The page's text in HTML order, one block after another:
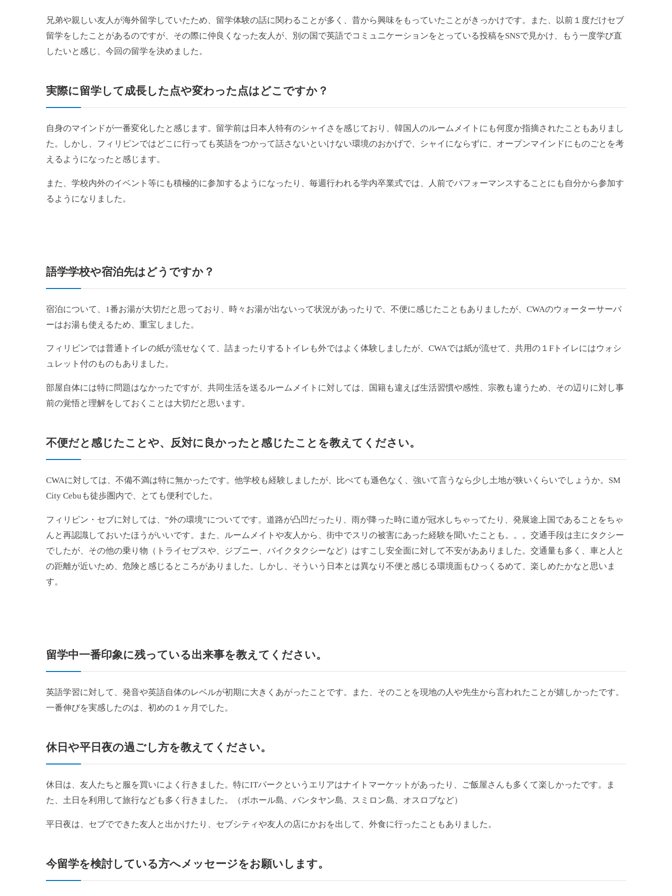
兄弟や親しい友人が海外留学していたため、留学体験の話に関わることが多く、昔から興味をもっていたことがきっかけです。また、以前１度だけセブ
留学をしたことがあるのですが、その際に仲良くなった友人が、別の国で英語でコミュニケーションをとっている投稿をSNSで見かけ、もう一度学び直
したいと感じ、今回の留学を決めました。
実際に留学して成長した点や変わった点はどこですか？
自身のマインドが一番変化したと感じます。留学前は日本人特有のシャイさを感じており、韓国人のルームメイトにも何度か指摘されたこともありまし
た。しかし、フィリピンではどこに行っても英語をつかって話さないといけない環境のおかげで、シャイにならずに、オープンマインドにものごとを考
えるようになったと感じます。
また、学校内外のイベント等にも積極的に参加するようになったり、毎週行われる学内卒業式では、人前でパフォーマンスすることにも自分から参加す
るようになりました。
語学学校や宿泊先はどうですか？
宿泊について、1番お湯が大切だと思っており、時々お湯が出ないって状況があったりで、不便に感じたこともありましたが、CWAのウォーターサーバ
ーはお湯も使えるため、重宝しました。
フィリピンでは普通トイレの紙が流せなくて、詰まったりするトイレも外ではよく体験しましたが、CWAでは紙が流せて、共用の１Fトイレにはウォシ
ュレット付のものもありました。
部屋自体には特に問題はなかったですが、共同生活を送るルームメイトに対しては、国籍も違えば生活習慣や感性、宗教も違うため、その辺りに対し事
前の覚悟と理解をしておくことは大切だと思います。
不便だと感じたことや、 反対に良かったと感じたことを教えてください。
CWAに対しては、不備不満は特に無かったです。他学校も経験しましたが、比べても遜色なく、強いて言うなら少し土地が狭いくらいでしょうか。SM
City Cebuも徒歩圏内で、とても便利でした。
フィリピン・セブに対しては、”外の環境”についてです。道路が凸凹だったり、雨が降った時に道が冠水しちゃってたり、発展途上国であることをちゃ
んと再認識しておいたほうがいいです。また、ルームメイトや友人から、街中でスリの被害にあった経験を聞いたことも。。。交通手段は主にタクシー
でしたが、その他の乗り物（トライセプスや、ジブニー、バイクタクシーなど）はすこし安全面に対して不安があありました。交通量も多く、車と人と
の距離が近いため、危険と感じるところがありました。しかし、そういう日本とは異なり不便と感じる環境面もひっくるめて、楽しめたかなと思いま
す。
留学中一番印象に残っている出来事を教えてください。
英語学習に対して、発音や英語自体のレベルが初期に大きくあがったことです。また、そのことを現地の人や先生から言われたことが嬉しかったです。
一番伸びを実感したのは、初めの１ヶ月でした。
休日や平日夜の過ごし方を教えてください。
休日は、友人たちと服を買いによく行きました。特にITパークというエリアはナイトマーケットがあったり、ご飯屋さんも多くて楽しかったです。ま
た、土日を利用して旅行なども多く行きました。（ボホール島、バンタヤン島、スミロン島、オスロブなど）
平日夜は、セブでできた友人と出かけたり、セブシティや友人の店にかおを出して、外食に行ったこともありました。
今留学を検討している方へメッセージをお願いします。